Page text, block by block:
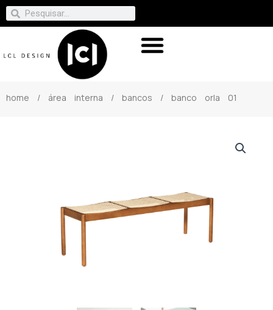
home / área interna / bancos / banco orla 01